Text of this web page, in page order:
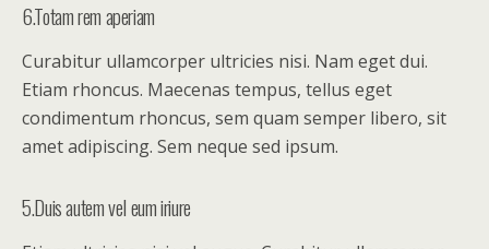
6.Totam rem aperiam
Curabitur ullamcorper ultricies nisi. Nam eget dui.
Etiam rhoncus. Maecenas tempus, tellus eget
condimentum rhoncus, sem quam semper libero, sit
amet adipiscing. Sem neque sed ipsum.
5.Duis autem vel eum iriure